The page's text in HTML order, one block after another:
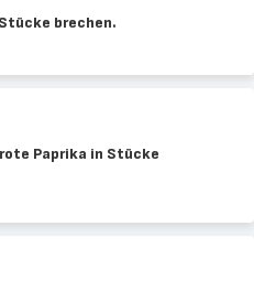
brechen.
Paprika in Stücke